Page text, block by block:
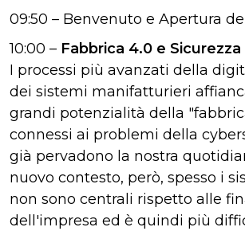
09:50 – Benvenuto e Apertura
10:00 – Fabbrica 4.0 e Sicurezza
I processi più avanzati della
dei sistemi manifatturieri
grandi potenzialità della
connessi ai problemi della
già pervadono la nostra
nuovo contesto, però, spesso i
non sono centrali rispetto alle
dell'impresa ed è quindi più